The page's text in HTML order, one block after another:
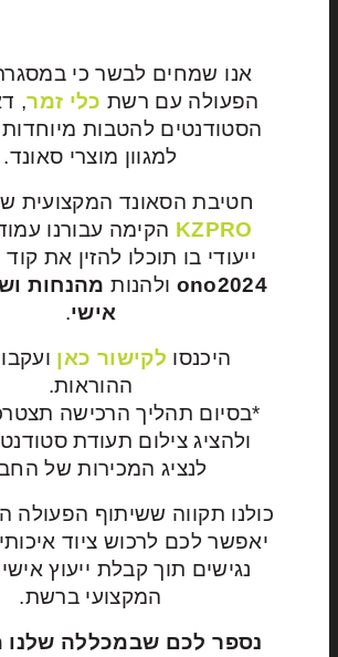
אנו שמחים לבשר כי
הפעולה עם רשת כלי זמר,
הסטודנטים להטבות מיוחדות
למגוון מוצרי סאונד.
חטיבת הסאונד המקצועית
KZPRO הקימה עבורנו
ייעודי בו תוכלו להזין את
ono2024 ולהנות מהנחות
אישי.
היכנסו לקישור כאן
ההוראות.
*בסיום תהליך הרכישה
ולהציג צילום תעודת
לנציג המכירות של
כולנו תקווה ששיתוף הפעולה
יאפשר לכם לרכוש ציוד
נגישים תוך קבלת ייעוץ
המקצועי ברשת.
נספר לכם שבמכללה שלנו